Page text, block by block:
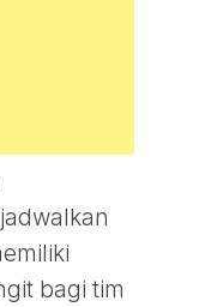
bagi tim